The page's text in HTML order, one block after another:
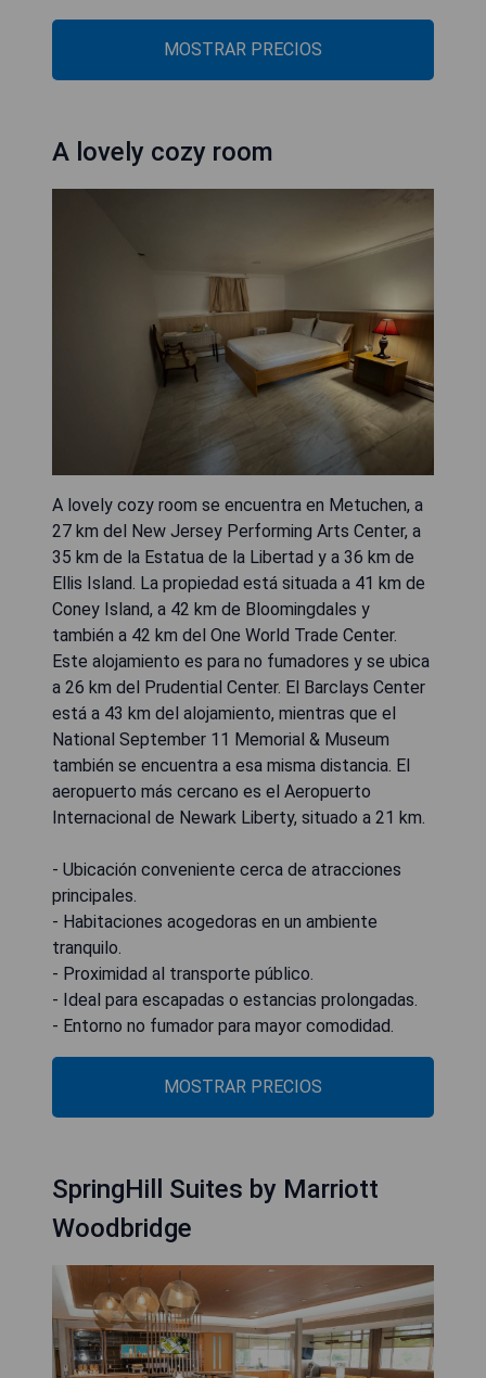
MOSTRAR PRECIOS
A lovely cozy room
A lovely cozy room se encuentra en Metuchen, a
27 km del New Jersey Performing Arts Center, a
35 km de la Estatua de la Libertad y a 36 km de
Ellis Island. La propiedad está situada a 41 km de
Coney Island, a 42 km de Bloomingdales y
también a 42 km del One World Trade Center.
Este alojamiento es para no fumadores y se ubica
a 26 km del Prudential Center. El Barclays Center
está a 43 km del alojamiento, mientras que el
National September 11 Memorial & Museum
también se encuentra a esa misma distancia. El
aeropuerto más cercano es el Aeropuerto
Internacional de Newark Liberty, situado a 21 km.
- Ubicación conveniente cerca de atracciones
principales.
- Habitaciones acogedoras en un ambiente
tranquilo.
- Proximidad al transporte público.
- Ideal para escapadas o estancias prolongadas.
- Entorno no fumador para mayor comodidad.
MOSTRAR PRECIOS
SpringHill Suites by Marriott
Woodbridge